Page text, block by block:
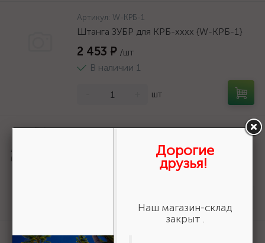
Артикул: W-КРБ-1
Штанга ЗУБР для КРБ-хххх {W-КРБ-1}
2 453 ₽ /шт
В наличии 1
шт
URAGAN Fast 140x20/16мм 16Т, диск
пильный по дереву {36800-140-20-
Нет в наличии
Артикул:50269
Дорогие
друзья!
Наш магазин-склад
закрыт .